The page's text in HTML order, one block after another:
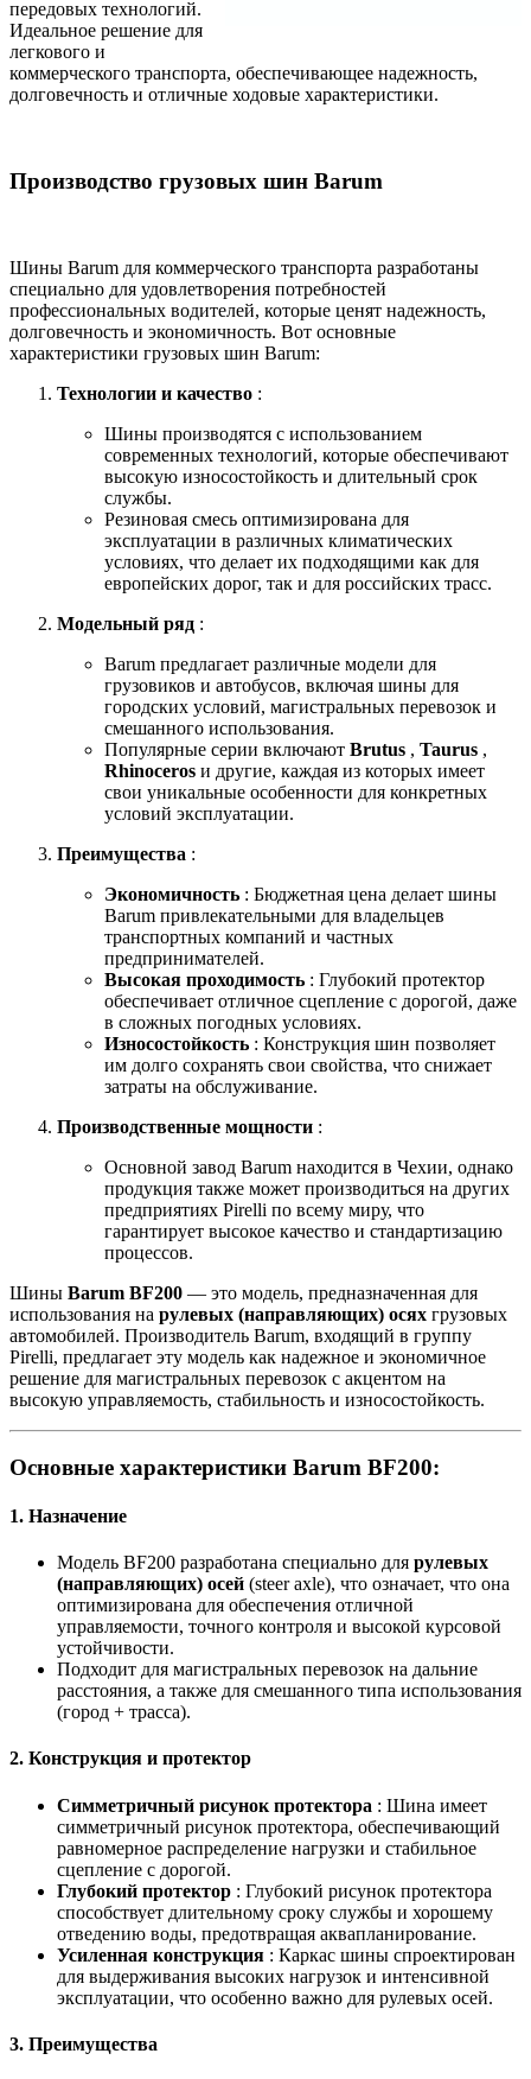
передовых технологий.
Идеальное решение для
легкового и
коммерческого транспорта, обеспечивающее надежность,
долговечность и отличные ходовые характеристики.
Производство грузовых шин Barum
Шины Barum для коммерческого транспорта разработаны
специально для удовлетворения потребностей
профессиональных водителей, которые ценят надежность,
долговечность и экономичность. Вот основные
характеристики грузовых шин Barum:
Технологии и качество :
Шины производятся с использованием
современных технологий, которые обеспечивают
высокую износостойкость и длительный срок
службы.
Резиновая смесь оптимизирована для
эксплуатации в различных климатических
условиях, что делает их подходящими как для
европейских дорог, так и для российских трасс.
Модельный ряд :
Barum предлагает различные модели для
грузовиков и автобусов, включая шины для
городских условий, магистральных перевозок и
смешанного использования.
Популярные серии включают Brutus , Taurus ,
Rhinoceros и другие, каждая из которых имеет
свои уникальные особенности для конкретных
условий эксплуатации.
Преимущества :
Экономичность : Бюджетная цена делает шины
Barum привлекательными для владельцев
транспортных компаний и частных
предпринимателей.
Высокая проходимость : Глубокий протектор
обеспечивает отличное сцепление с дорогой, даже
в сложных погодных условиях.
Износостойкость : Конструкция шин позволяет
им долго сохранять свои свойства, что снижает
затраты на обслуживание.
Производственные мощности :
Основной завод Barum находится в Чехии, однако
продукция также может производиться на других
предприятиях Pirelli по всему миру, что
гарантирует высокое качество и стандартизацию
процессов.
Шины Barum BF200 — это модель, предназначенная для
использования на рулевых (направляющих) осях грузовых
автомобилей. Производитель Barum, входящий в группу
Pirelli, предлагает эту модель как надежное и экономичное
решение для магистральных перевозок с акцентом на
высокую управляемость, стабильность и износостойкость.
Основные характеристики Barum BF200:
1. Назначение
Модель BF200 разработана специально для рулевых
(направляющих) осей (steer axle), что означает, что она
оптимизирована для обеспечения отличной
управляемости, точного контроля и высокой курсовой
устойчивости.
Подходит для магистральных перевозок на дальние
расстояния, а также для смешанного типа использования
(город + трасса).
2. Конструкция и протектор
Симметричный рисунок протектора : Шина имеет
симметричный рисунок протектора, обеспечивающий
равномерное распределение нагрузки и стабильное
сцепление с дорогой.
Глубокий протектор : Глубокий рисунок протектора
способствует длительному сроку службы и хорошему
отведению воды, предотвращая аквапланирование.
Усиленная конструкция : Каркас шины спроектирован
для выдерживания высоких нагрузок и интенсивной
эксплуатации, что особенно важно для рулевых осей.
3. Преимущества